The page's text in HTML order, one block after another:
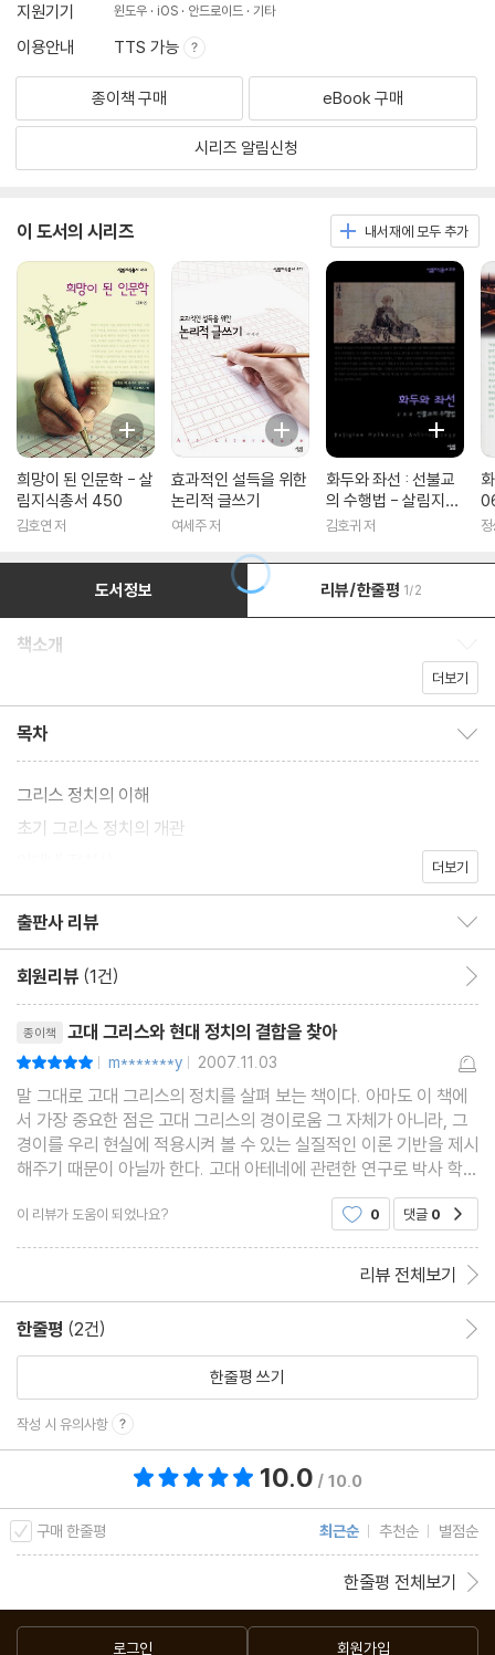
지원기기
윈도우 iOS 안드로이드 기타
이용안내 TTS 가능
종이책 구매 eBook 구매
시리즈 알림신청
이 도서의 시리즈 내서재에 모두 추가
희망이 된 인문학 - 살
림지식총서 450
김호연 저
효과적인 설득을 위한
논리적 글쓰기
여세주 저
화두와 좌선 : 선불교
의 수행법 - 살림지식
총서 316
김호귀 저
도서정보 리뷰/한줄평 1/2
책소개
더보기
목차
그리스 정치의 이해
초기 그리스 정치의 개관
더보기
출판사 리뷰
회원리뷰 (1건)
종이책 고대 그리스와 현대 정치의 결합을 찾아
| m*******y | 2007.11.03
말 그대로 고대 그리스의 정치를 살펴 보는 책이다. 아마도 이 책에
서 가장 중요한 점은 고대 그리스의 경이로움 그 자체가 아니라, 그
경이를 우리 현실에 적용시켜 볼 수 있는 실질적인 이론 기반을 제시
해주기 때문이 아닐까 한다. 고대 아테네에 관련한 연구로 박사 학위
를 받은 저자, 최자영이 이 책을 쓴 이유 중 하나는 바로 그것 때문이
리라 짐작한다. 고대에 관련한 역사서는 이
이 리뷰가 도움이 되었나요? 0 댓글 0
리뷰 전체보기
한줄평 (2건)
한줄평 쓰기
작성 시 유의사항
10.0 / 10.0
구매 한줄평 최근순 추천순 별점순
한줄평 전체보기
로그인 회원가입